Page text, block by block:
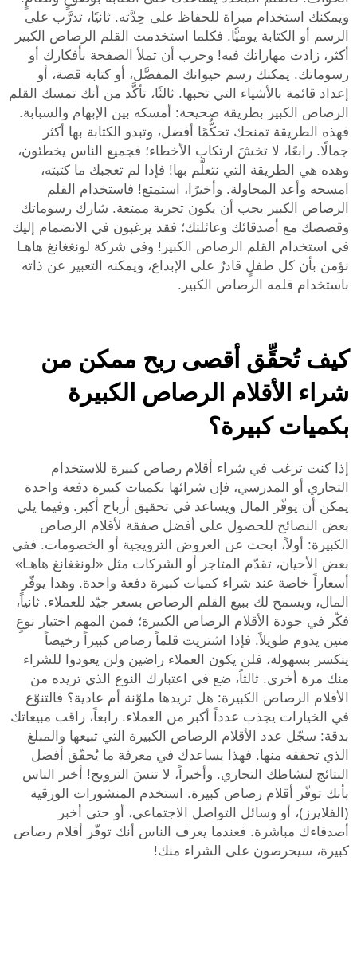
ويمكنك استخدام مبراة للحفاظ على حِدَّته. ثانيًا، تدرَّب على
الرسم أو الكتابة يوميًّا. فكلما استخدمت القلم الرصاص الكبير
أكثر، زادت مهاراتك فيه! وجرب أن تملأ الصفحة بأفكارك أو
رسوماتك. يمكنك رسم حيوانك المفضَّل، أو كتابة قصة، أو
إعداد قائمة بالأشياء التي تحبها. ثالثًا، تأكَّد من أنك تمسك القلم
الرصاص الكبير بطريقة صحيحة: أمسكه بين الإبهام والسبابة.
فهذه الطريقة تمنحك تحكُّمًا أفضل، وتبدو الكتابة بها أكثر
جمالًا. رابعًا، لا تخشَ ارتكاب الأخطاء؛ فجميع الناس يخطئون،
وهذه هي الطريقة التي نتعلَّم بها! فإذا لم تعجبك ما كتبته،
امسحه وأعد المحاولة. وأخيرًا، استمتع! فاستخدام القلم
الرصاص الكبير يجب أن يكون تجربة ممتعة. شارك رسوماتك
وقصصك مع أصدقائك وعائلتك؛ فقد يرغبون في الانضمام إليك
في استخدام القلم الرصاص الكبير! وفي شركة لونغغانغ هاهـا
نؤمن بأن كل طفلٍ قادرٌ على الإبداع، ويمكنه التعبير عن ذاته
باستخدام قلمه الرصاص الكبير.
كيف تُحقِّق أقصى ربح ممكن من
شراء الأقلام الرصاص الكبيرة
بكميات كبيرة؟
إذا كنت ترغب في شراء أقلام رصاص كبيرة للاستخدام
التجاري أو المدرسي، فإن شرائها بكميات كبيرة دفعة واحدة
يمكن أن يوفّر المال ويساعد في تحقيق أرباح أكبر. وفيما يلي
بعض النصائح للحصول على أفضل صفقة لأقلام الرصاص
الكبيرة: أولاً، ابحث عن العروض الترويجية أو الخصومات. ففي
بعض الأحيان، تقدّم المتاجر أو الشركات مثل «لونغغانغ هاهـا»
أسعاراً خاصة عند شراء كميات كبيرة دفعة واحدة. وهذا يوفّر
المال، ويسمح لك ببيع القلم الرصاص بسعر جيّد للعملاء. ثانياً،
فكّر في جودة الأقلام الرصاص الكبيرة؛ فمن المهم اختيار نوعٍ
متين يدوم طويلاً. فإذا اشتريت قلماً رصاص كبيراً رخيصاً
ينكسر بسهولة، فلن يكون العملاء راضين ولن يعودوا للشراء
منك مرة أخرى. ثالثاً، ضع في اعتبارك النوع الذي تريده من
الأقلام الرصاص الكبيرة: هل تريدها ملوّنة أم عادية؟ فالتنوّع
في الخيارات يجذب عدداً أكبر من العملاء. رابعاً، راقب مبيعاتك
بدقة: سجّل عدد الأقلام الرصاص الكبيرة التي تبيعها والمبلغ
الذي تحققه منها. فهذا يساعدك في معرفة ما يُحقّق أفضل
النتائج لنشاطك التجاري. وأخيراً، لا تنسَ الترويج! أخبر الناس
بأنك توفّر أقلام رصاص كبيرة. استخدم المنشورات الورقية
(الفلايرز)، أو وسائل التواصل الاجتماعي، أو حتى أخبر
أصدقاءك مباشرة. فعندما يعرف الناس أنك توفّر أقلام رصاص
كبيرة، سيحرصون على الشراء منك!